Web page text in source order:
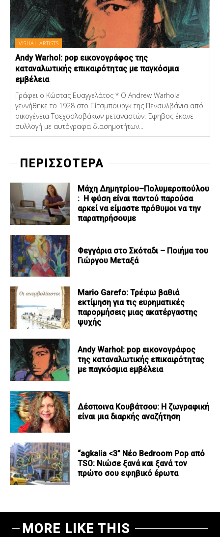
VISUAL ARTISTS
Andy Warhol: pop εικονογράφος της
καταναλωτικής επικαιρότητας με παγκόσμια
εμβέλεια
Γράφει ο Κώστας Ευαγγελάτος * Ο Andrew Warhola
γεννήθηκε το 1928 στο Πίτσμπουργκ της Πενσυλβάνια από
οικογένεια Τσεχοσλοβάκων μεταναστών. Έφηβος έκανε
συλλογή με αυτόγραφα διασημοτήτων...
ΠΕΡΙΣΣΟΤΕΡΑ
Μάχη Δημητρίου–Πολυμεροπούλου
: Η φύση είναι παντού παρούσα
αρκεί να είμαστε πρόθυμοι να την
παρατηρήσουμε
Φεγγάρια στο Σκόταδι – Ποιήμα του
Γιώργου Μεταξά
Mario Garefo: Τρέφω βαθιά
εκτίμηση για τις ευρηματικές
παρορμήσεις μιας ακατέργαστης
ψυχής
Andy Warhol: pop εικονογράφος
της καταναλωτικής επικαιρότητας
με παγκόσμια εμβέλεια
Δέσποινα Κουβάτσου: Η ζωγραφική
είναι μια διαρκής αναζήτηση
“agkalia <3” Νέο Bedroom Pop από
TSO: Νιώσε ξανά και ξανά τον
πρώτο σου εφηβικό έρωτα
MORE LIKE THIS